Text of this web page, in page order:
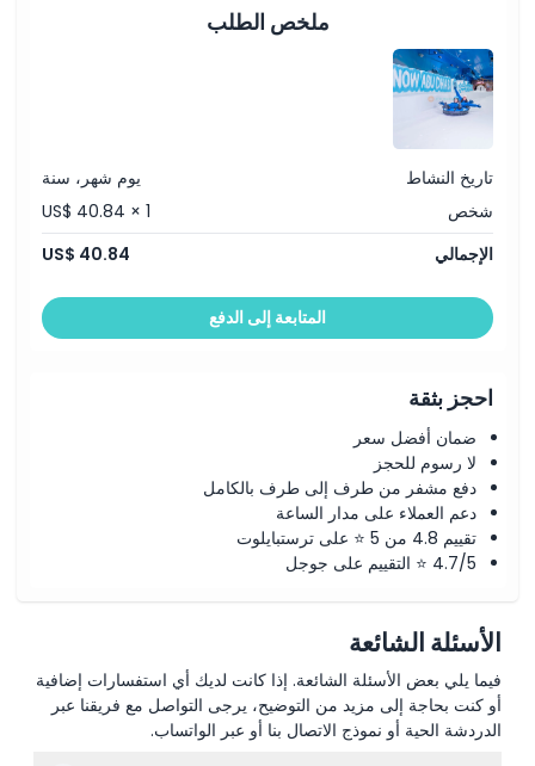
قفازات وسترة وأحذية مقاومة للماءملخص الطلب
تاريخ النشاط
يوم شهر، سنة
شخص
US$ 40.84 × 1
الإجمالي
US$ 40.84
المتابعة إلى الدفع
احجز بثقة
ضمان أفضل سعر
لا رسوم للحجز
دفع مشفر من طرف إلى طرف بالكامل
دعم العملاء على مدار الساعة
تقييم 4.8 من 5 ⭐ على ترستبايلوت
4.7/5 ⭐ التقييم على جوجل
الأسئلة الشائعة
فيما يلي بعض الأسئلة الشائعة. إذا كانت لديك أي استفسارات إضافية
أو كنت بحاجة إلى مزيد من التوضيح، يرجى التواصل مع فريقنا عبر
الدردشة الحية أو نموذج الاتصال بنا أو عبر الواتساب.